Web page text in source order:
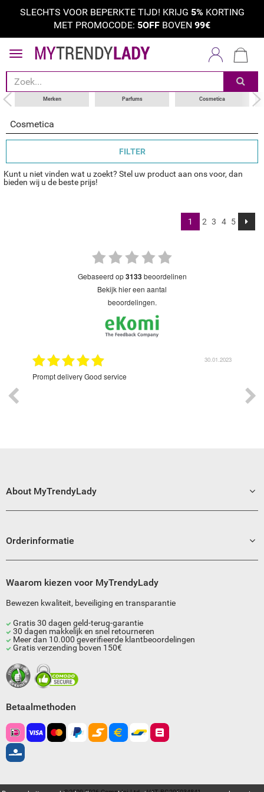
SLECHTS VOOR BEPERKTE TIJD! KRIJG 5%KORTING
MET PROMOCODE: 5OFF BOVEN 99€
Merken Parfums Cosmetica
Cosmetica
sorteer op
categorie
merken
FILTER
Kunt u niet vinden wat u zoekt? Stel uw product aan ons voor, dan
bieden wij u de beste prijs!
1 2 3 4 5
gebaseerd op3133beoordelinen
bekijk hier een aantal
beoordelingen.
30.01.2023
Prompt delivery Good service
About MyTrendyLady
Orderinformatie
Waarom kiezen voor MyTrendyLady
Bewezen kwaliteit, beveiliging en transparantie
Gratis 30 dagen geld-terug-garantie
30 dagen makkelijk en snel retourneren
Meer dan 10.000 geverifieerde klantbeoordelingen
Gratis verzending boven 150€
Betaalmethoden